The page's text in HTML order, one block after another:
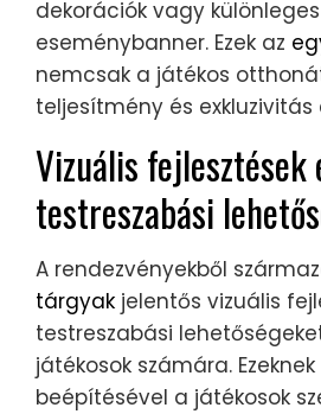
dekorációk vagy különleges
eseménybanner. Ezek az
nemcsak a játékos
teljesítmény és exkluzivitás
Vizuális fejlesztések
testreszabási
A rendezvényekből
tárgyak jelentős vizuális
testreszabási
játékosok számára.
beépítésével a játékosok